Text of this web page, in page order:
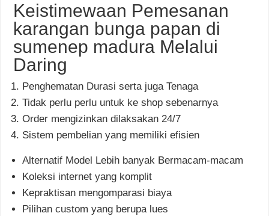
Keistimewaan Pemesanan
karangan bunga papan di
sumenep madura Melalui
Daring
Penghematan Durasi serta juga Tenaga
Tidak perlu perlu untuk ke shop sebenarnya
Order mengizinkan dilaksakan 24/7
Sistem pembelian yang memiliki efisien
Alternatif Model Lebih banyak Bermacam-macam
Koleksi internet yang komplit
Kepraktisan mengomparasi biaya
Pilihan custom yang berupa lues